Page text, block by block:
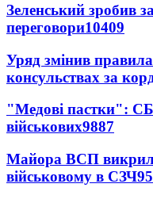
Зеленський зробив
переговори10409
Уряд змінив
консульствах за
"Медові пастки":
військових9887
Майора ВСП
військовому в СЗЧ